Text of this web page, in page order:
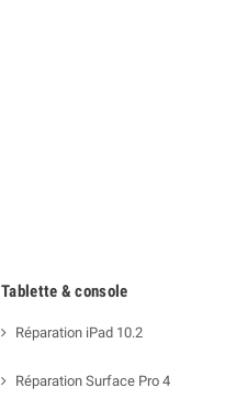
Tablette & console
Réparation iPad 10.2
Réparation Surface Pro 4